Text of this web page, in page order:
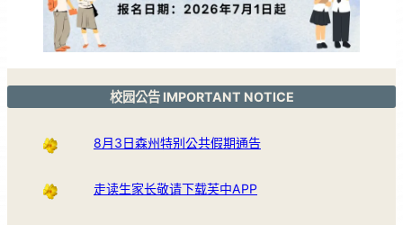
校园公告 IMPORTANT NOTICE
8月3日森州特别公共假期通告
走读生家长敬请下载芙中APP